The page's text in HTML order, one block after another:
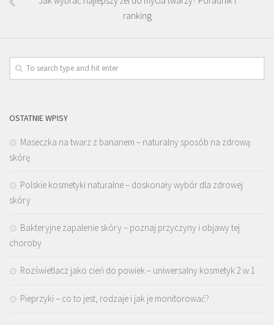
ranking
OSTATNIE WPISY
Maseczka na twarz z bananem – naturalny sposób na zdrową
skórę
Polskie kosmetyki naturalne – doskonały wybór dla zdrowej
skóry
Bakteryjne zapalenie skóry – poznaj przyczyny i objawy tej
choroby
Rozświetlacz jako cień do powiek – uniwersalny kosmetyk 2 w 1
Pieprzyki – co to jest, rodzaje i jak je monitorować?